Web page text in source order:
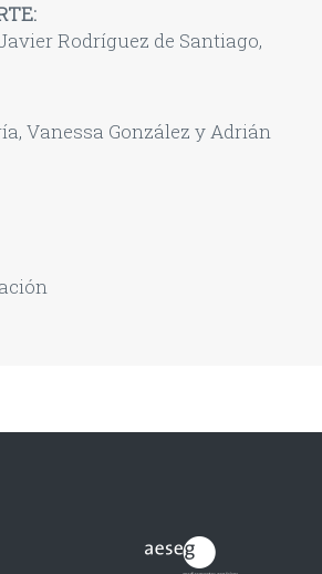
Rodríguez de Santiago,
Vanessa González y Adrián